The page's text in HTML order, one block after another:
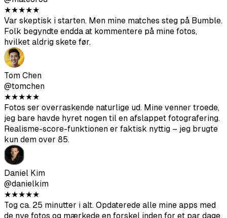
Tom Chen
@tomchen
★ ★ ★
★
Fotos ser overraskende naturlige ud. Mine venner troede,
jeg bare havde hyret nogen til en afslappet fotografering.
Realisme-score-funktionen er faktisk nyttig – jeg brugte
kun dem over 85.
Daniel Kim
@danielkim
★ ★ ★
Tog ca. 25 minutter i alt. Opdaterede alle mine apps med
de nye fotos og mærkede en forskel inden for et par dage.
Samtalerne er på en eller anden måde også af bedre
kvalitet.
Lucas Berg
@lucasberg